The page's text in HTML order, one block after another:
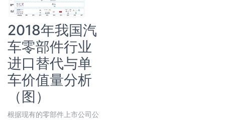
2018年我国汽
车零部件行业
进口替代与单
车价值量分析
（图）
根据现有的零部件上市公司公